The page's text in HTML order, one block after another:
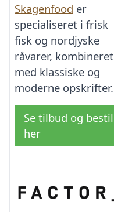
Skagenfood er
specialiseret i frisk
fisk og nordjyske
råvarer, kombineret
med klassiske og
moderne opskrifter.
Se tilbud og bestil
her